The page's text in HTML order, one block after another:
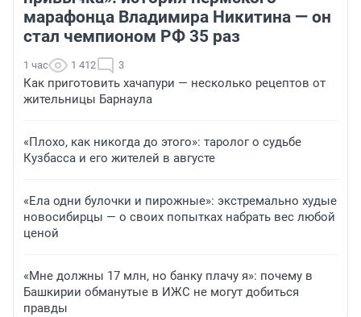
марафонца Владимира Никитина — он
стал чемпионом РФ 35 раз
1 час 1 412 3
Как приготовить хачапури — несколько рецептов от
жительницы Барнаула
«Плохо, как никогда до этого»: таролог о судьбе
Кузбасса и его жителей в августе
«Ела одни булочки и пирожные»: экстремально худые
новосибирцы — о своих попытках набрать вес любой
ценой
«Мне должны 17 млн, но банку плачу я»: почему в
Башкирии обманутые в ИЖС не могут добиться
правды